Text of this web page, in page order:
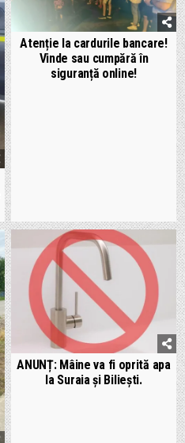
Atenție la cardurile bancare!
Vinde sau cumpără în
siguranță online!
ANUNȚ: Mâine va fi oprită apa
la Suraia și Biliești.